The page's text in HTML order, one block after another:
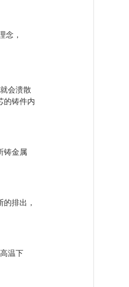
念，
会溃散
的铸件内
铸金属
的排出，
温下